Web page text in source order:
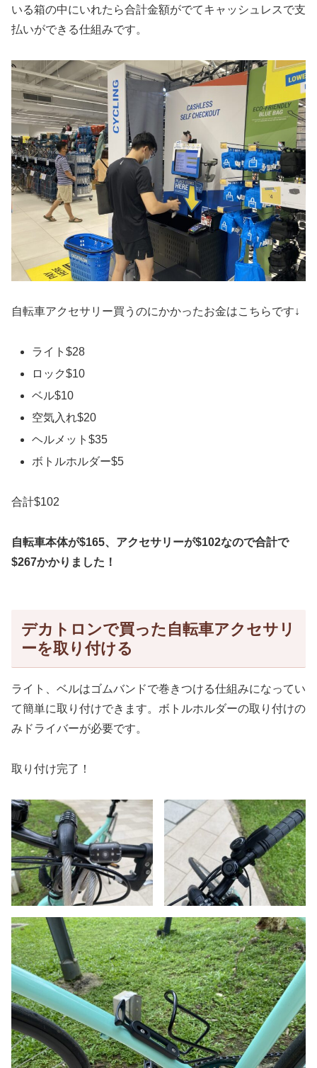
いる箱の中にいれたら合計金額がでてキャッシュレスで支
払いができる仕組みです。
自転車アクセサリー買うのにかかったお金はこちらです↓
ライト$28
ロック$10
ベル$10
空気入れ$20
ヘルメット$35
ボトルホルダー$5
合計$102
自転車本体が$165、アクセサリーが$102なので合計で
$267かかりました！
デカトロンで買った自転車アクセサリ
ーを取り付ける
ライト、ベルはゴムバンドで巻きつける仕組みになってい
て簡単に取り付けできます。ボトルホルダーの取り付けの
みドライバーが必要です。
取り付け完了！